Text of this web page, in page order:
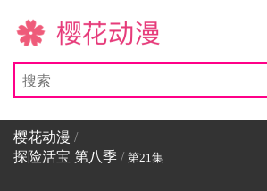
樱花动漫
樱花动漫 /
探险活宝 第八季 / 第21集